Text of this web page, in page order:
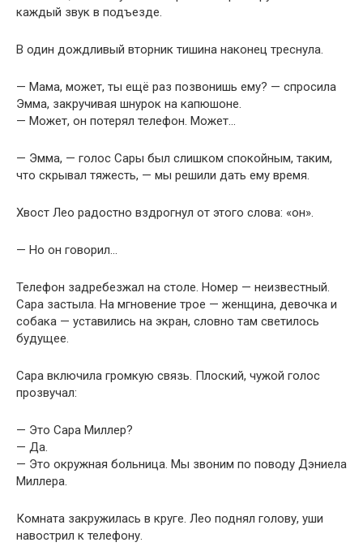
каждый звук в подъезде.
В один дождливый вторник тишина наконец треснула.
— Мама, может, ты ещё раз позвонишь ему? — спросила
Эмма, закручивая шнурок на капюшоне.
— Может, он потерял телефон. Может…
— Эмма, — голос Сары был слишком спокойным, таким,
что скрывал тяжесть, — мы решили дать ему время.
Хвост Лео радостно вздрогнул от этого слова: «он».
— Но он говорил…
Телефон задребезжал на столе. Номер — неизвестный.
Сара застыла. На мгновение трое — женщина, девочка и
собака — уставились на экран, словно там светилось
будущее.
Сара включила громкую связь. Плоский, чужой голос
прозвучал:
— Это Сара Миллер?
— Да.
— Это окружная больница. Мы звоним по поводу Дэниела
Миллера.
Комната закружилась в круге. Лео поднял голову, уши
навострил к телефону.